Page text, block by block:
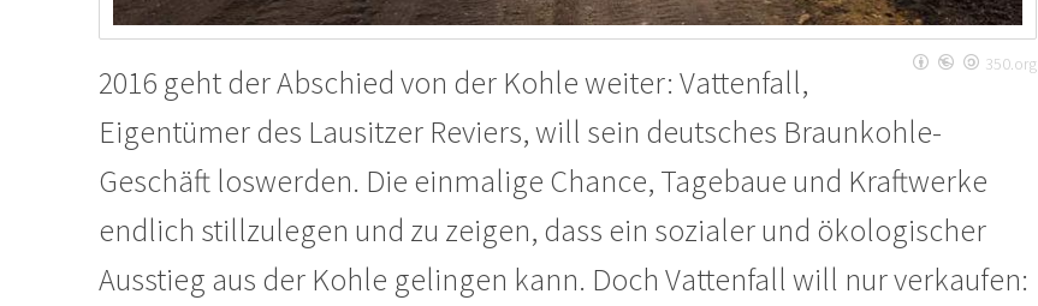
350.org
2016 geht der Abschied von der Kohle weiter: Vattenfall,
Eigentümer des Lausitzer Reviers, will sein deutsches Braunkohle-
Geschäft loswerden. Die einmalige Chance, Tagebaue und Kraftwerke
endlich stillzulegen und zu zeigen, dass ein sozialer und ökologischer
Ausstieg aus der Kohle gelingen kann. Doch Vattenfall will nur verkaufen: